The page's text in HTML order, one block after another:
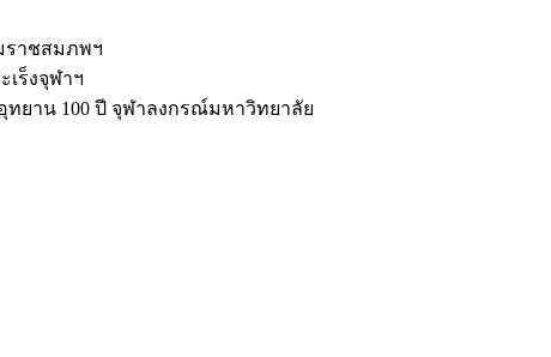
ราชสมภพฯ
ร็งจุฬาฯ
ทยาน 100 ปี จุฬาลงกรณ์มหาวิทยาลัย